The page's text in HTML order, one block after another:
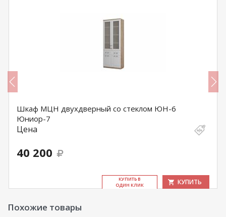
Шкаф МЦН двухдверный со стеклом ЮН-6
Юниор-7
Цена
40 200
КУ­ПИТЬ В
ОДИН КЛИК
КУПИТЬ
Похожие товары